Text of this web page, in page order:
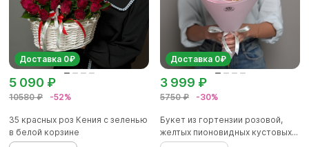
Доставка 0₽
10580 ₽ -52%
5 090 ₽
35 красных роз Кения с зеленью
в белой корзине
Доставка 0₽
5750 ₽ -30%
3 999 ₽
Букет из гортензии розовой,
желтых пионовидных кустовых...